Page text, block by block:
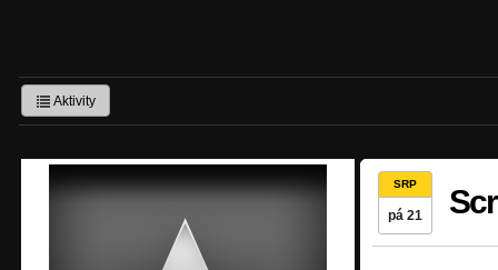
Aktivity
SRP
pá 21